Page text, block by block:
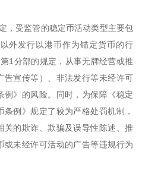
，受监管的稳定币活动类型主要包
外发行以港币作为锚定货币的行
1分部的规定，从事无牌经营或推
告宣传等）、非法发行等未经许可
例》的风险。同时，为保障《稳定
例》规定了较为严格处罚机制，
关的欺诈、欺骗及误导性陈述、推
或未经许可活动的广告等违规行为